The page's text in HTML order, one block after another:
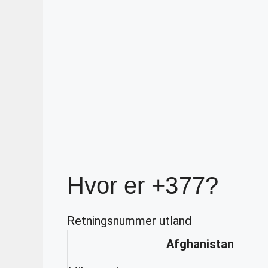
Hvor er +377?
Retningsnummer utland
Afghanistan